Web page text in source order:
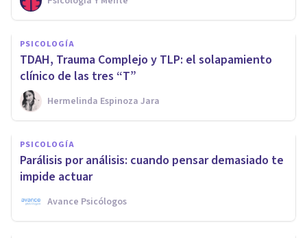
PSICOLOGÍA
TDAH, Trauma Complejo y TLP: el solapamiento
clínico de las tres “T”
Hermelinda Espinoza Jara
PSICOLOGÍA
Parálisis por análisis: cuando pensar demasiado te
impide actuar
Avance Psicólogos